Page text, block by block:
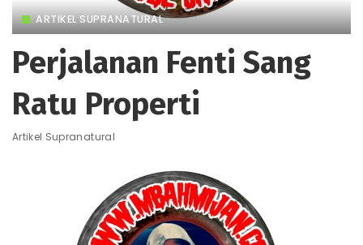
ARTIKEL SUPRANATURAL
Perjalanan Fenti Sang
Ratu Properti
Artikel Supranatural